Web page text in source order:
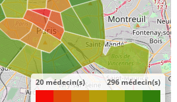
20 médecin(s) 296 médecin(s)